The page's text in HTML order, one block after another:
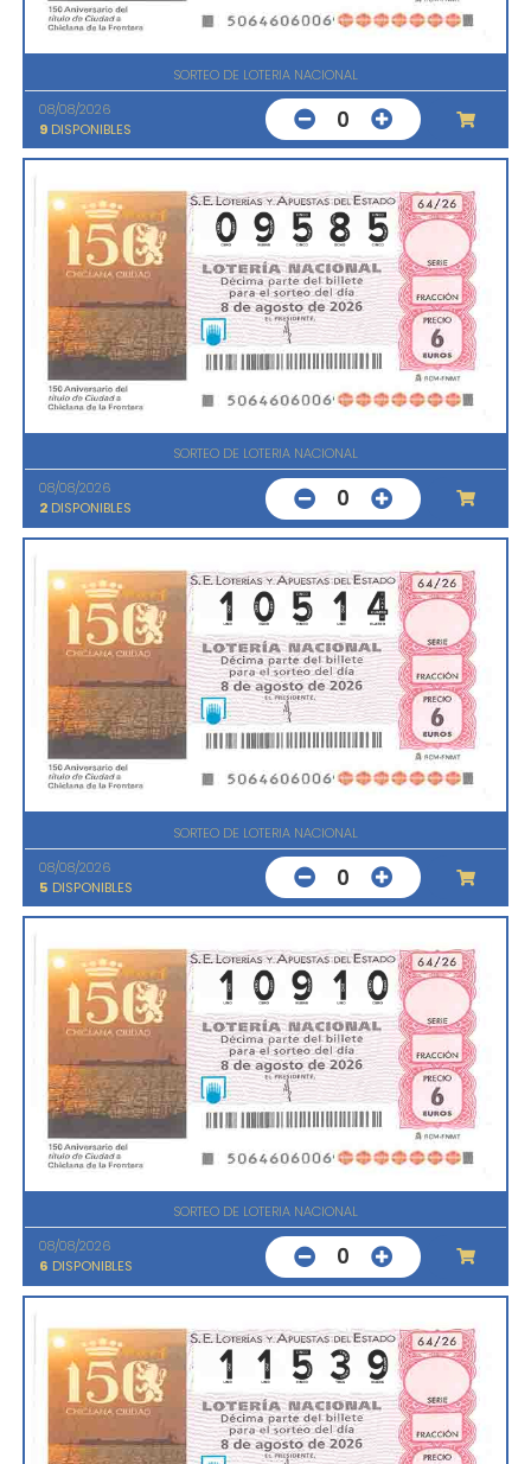
SORTEO DE LOTERIA NACIONAL
08/08/2026
9 DISPONIBLES 0
SORTEO DE LOTERIA NACIONAL
08/08/2026
2 DISPONIBLES 0
SORTEO DE LOTERIA NACIONAL
08/08/2026
5 DISPONIBLES 0
SORTEO DE LOTERIA NACIONAL
08/08/2026
6 DISPONIBLES 0